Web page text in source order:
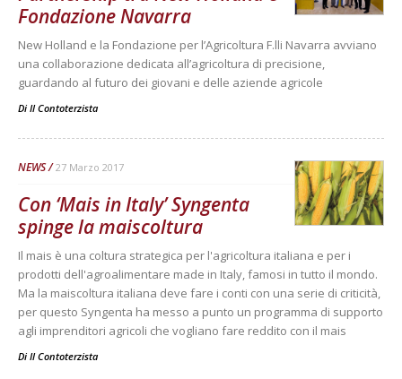
Fondazione Navarra
New Holland e la Fondazione per l’Agricoltura F.lli Navarra avviano
una collaborazione dedicata all’agricoltura di precisione,
guardando al futuro dei giovani e delle aziende agricole
Di Il Contoterzista
NEWS 27 Marzo 2017
Con ‘Mais in Italy’ Syngenta
spinge la maiscoltura
Il mais è una coltura strategica per l'agricoltura italiana e per i
prodotti dell'agroalimentare made in Italy, famosi in tutto il mondo.
Ma la maiscoltura italiana deve fare i conti con una serie di criticità,
per questo Syngenta ha messo a punto un programma di supporto
agli imprenditori agricoli che vogliano fare reddito con il mais
Di Il Contoterzista